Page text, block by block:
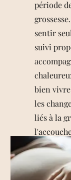
période
sentir
suivi
bien
les
liés à la
de se